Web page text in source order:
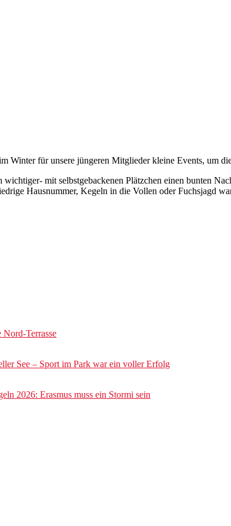
Winter für unsere jüngeren Mitglieder kleine Events, um
mit selbstgebackenen Plätzchen einen bunten
Hausnummer, Kegeln in die Vollen oder Fuchsjagd
Nord-Terrasse
See – Sport im Park war ein voller Erfolg
2026: Erasmus muss ein Stormi sein